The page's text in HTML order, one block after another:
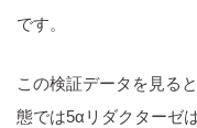
です。
この検証データを見る
態では5αリダクターゼ